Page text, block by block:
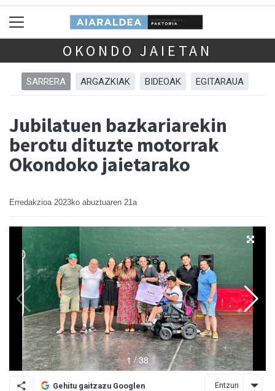
OKONDO JAIETAN
SARRERA ARGAZKIAK BIDEOAK EGITARAUA
Jubilatuen bazkariarekin
berotu dituzte motorrak
Okondoko jaietarako
Erredakzioa 2023ko abuztuaren 21a
Gehitu gaitzazu Googlen Entzun